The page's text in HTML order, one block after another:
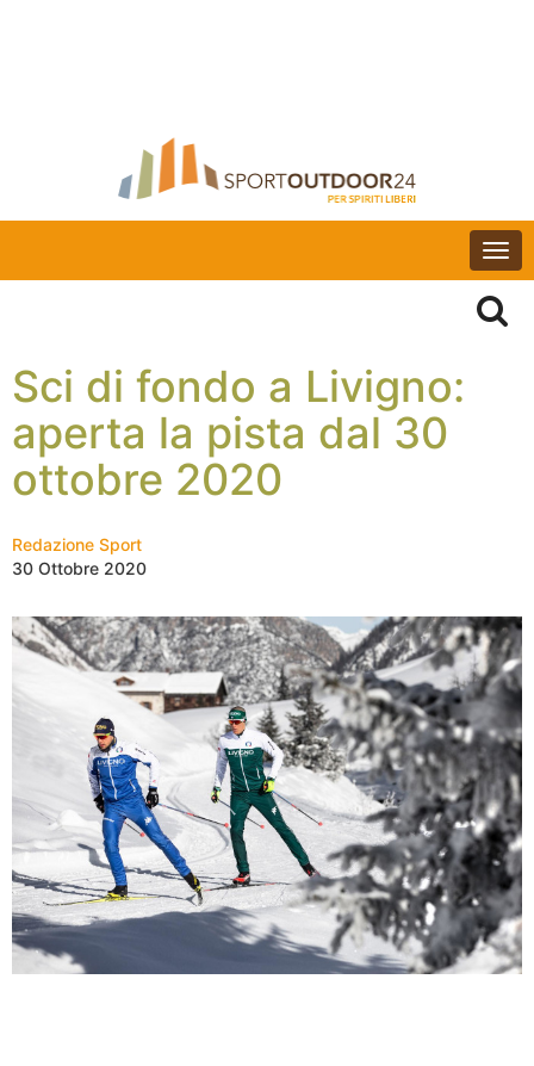
Sci di fondo a Livigno:
aperta la pista dal 30
ottobre 2020
Redazione Sport
30 Ottobre 2020